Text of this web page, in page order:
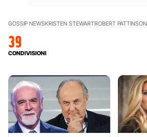
GOSSIP NEWSKRISTEN STEWARTROBERT PATTINSON
39
CONDIVISIONI